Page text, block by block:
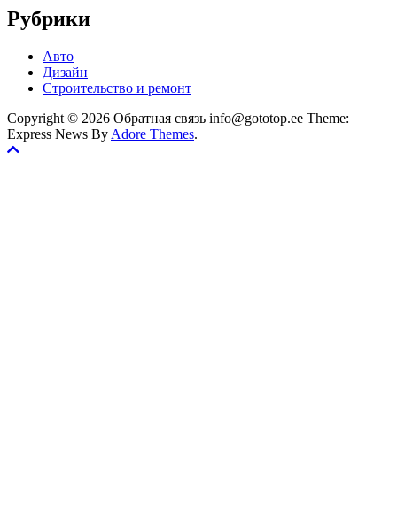
Рубрики
Авто
Дизайн
Строительство и ремонт
Copyright © 2026 Обратная связь info@gototop.ee Theme:
Express News By Adore Themes.